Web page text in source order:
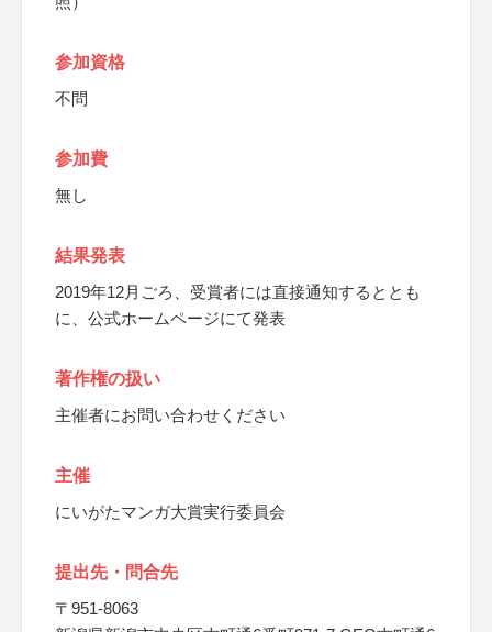
参加資格
不問
参加費
無し
結果発表
2019年12月ごろ、受賞者には直接通知するととも
に、公式ホームページにて発表
著作権の扱い
主催者にお問い合わせください
主催
にいがたマンガ大賞実行委員会
提出先・問合先
〒951-8063